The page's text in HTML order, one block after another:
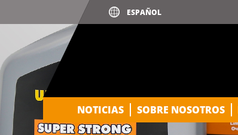
NOTICIAS SOBRE NOSOTROS